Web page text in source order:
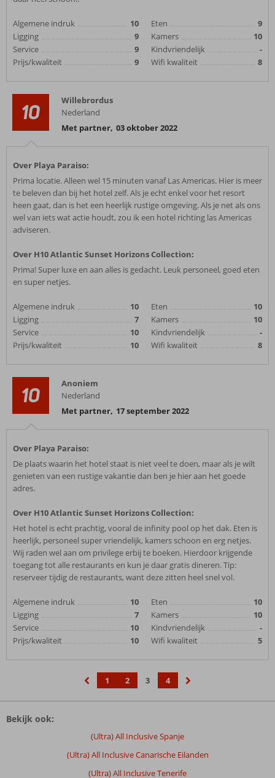
Algemene indruk
10
Ligging
9
Service
9
Prijs/kwaliteit
9
Eten
9
Kamers
10
Kindvriendelijk
-
Wifi kwaliteit
8
10
Willebrordus
Nederland
Met partner, 03 oktober 2022
Over Playa Paraiso:
Prima locatie. Alleen wel 15 minuten vanaf Las Americas. Hier is meer
te beleven dan bij het hotel zelf. Als je echt enkel voor het resort
heen gaat, dan is het een heerlijk rustige omgeving. Als je net als ons
wel van iets wat actie houdt, zou ik een hotel richting las Americas
adviseren.
Over H10 Atlantic Sunset Horizons Collection:
Prima! Super luxe en aan alles is gedacht. Leuk personeel, goed eten
en super netjes.
Algemene indruk
10
Ligging
7
Service
10
Prijs/kwaliteit
10
Eten
10
Kamers
10
Kindvriendelijk
-
Wifi kwaliteit
8
10
Anoniem
Nederland
Met partner, 17 september 2022
Over Playa Paraiso:
De plaats waarin het hotel staat is niet veel te doen, maar als je wilt
genieten van een rustige vakantie dan ben je hier aan het goede
adres.
Over H10 Atlantic Sunset Horizons Collection:
Het hotel is echt prachtig, vooral de infinity pool op het dak. Eten is
heerlijk, personeel super vriendelijk, kamers schoon en erg netjes.
Wij raden wel aan om privilege erbij te boeken. Hierdoor krijgende
toegang tot alle restaurants en kun je daar gratis dineren. Tip:
reserveer tijdig de restaurants, want deze zitten heel snel vol.
Algemene indruk
10
Ligging
7
Service
10
Prijs/kwaliteit
10
Eten
10
Kamers
10
Kindvriendelijk
-
Wifi kwaliteit
5
1 2 3
4
Bekijk ook:
(Ultra) All Inclusive Spanje
(Ultra) All Inclusive Canarische Eilanden
(Ultra) All Inclusive Tenerife